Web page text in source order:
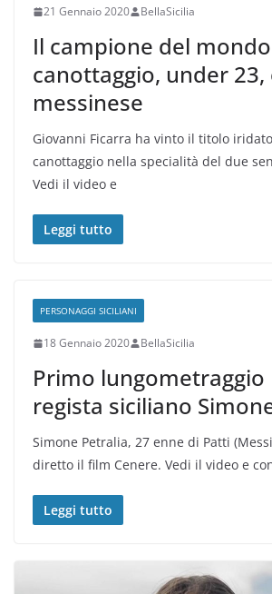
21 Gennaio 2020 BellaSicilia
Il campione del
canottaggio, under 23,
messinese
Giovanni Ficarra ha vinto il titolo
canottaggio nella specialità del due
Vedi il video e
Leggi tutto
PERSONAGGI SICILIANI
18 Gennaio 2020 BellaSicilia
Primo lungometraggio
regista siciliano
Simone Petralia, 27 enne di Patti
diretto il film Cenere. Vedi il video e
Leggi tutto